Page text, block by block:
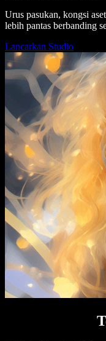
Urus pasukan, kongsi
lebih pantas berbanding
Lancarkan Studio